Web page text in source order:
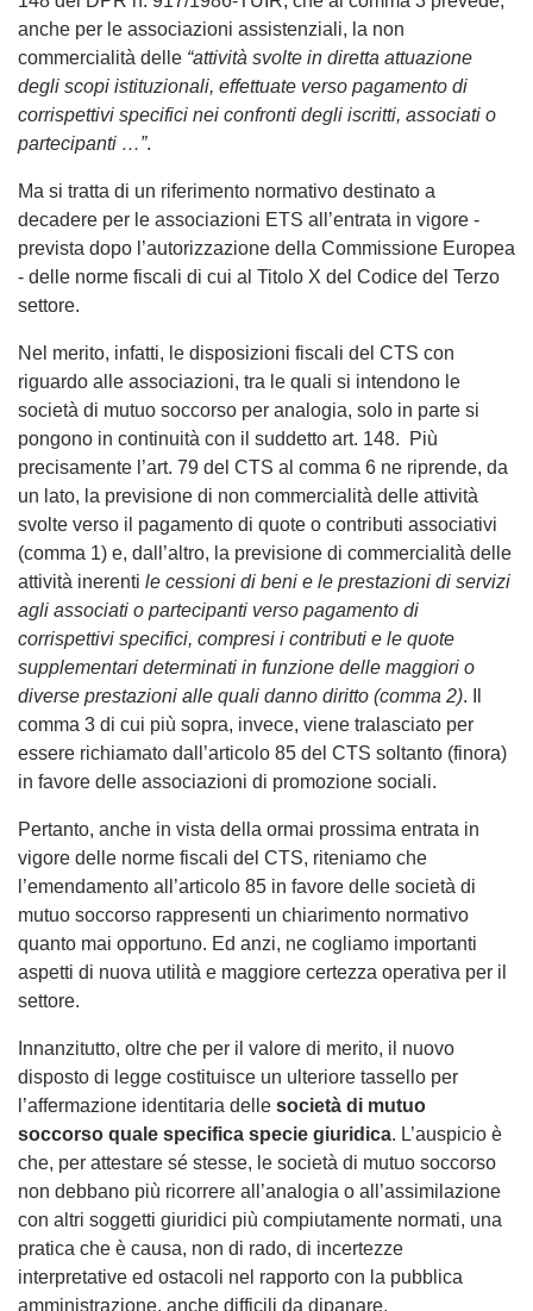
anche per le associazioni assistenziali, la non
commercialità delle “attività svolte in diretta attuazione
degli scopi istituzionali, effettuate verso pagamento di
corrispettivi specifici nei confronti degli iscritti, associati o
partecipanti …”.
Ma si tratta di un riferimento normativo destinato a
decadere per le associazioni ETS all’entrata in vigore -
prevista dopo l’autorizzazione della Commissione Europea
- delle norme fiscali di cui al Titolo X del Codice del Terzo
settore.
Nel merito, infatti, le disposizioni fiscali del CTS con
riguardo alle associazioni, tra le quali si intendono le
società di mutuo soccorso per analogia, solo in parte si
pongono in continuità con il suddetto art. 148. Più
precisamente l’art. 79 del CTS al comma 6 ne riprende, da
un lato, la previsione di non commercialità delle attività
svolte verso il pagamento di quote o contributi associativi
(comma 1) e, dall’altro, la previsione di commercialità delle
attività inerenti le cessioni di beni e le prestazioni di servizi
agli associati o partecipanti verso pagamento di
corrispettivi specifici, compresi i contributi e le quote
supplementari determinati in funzione delle maggiori o
diverse prestazioni alle quali danno diritto (comma 2). Il
comma 3 di cui più sopra, invece, viene tralasciato per
essere richiamato dall’articolo 85 del CTS soltanto (finora)
in favore delle associazioni di promozione sociali.
Pertanto, anche in vista della ormai prossima entrata in
vigore delle norme fiscali del CTS, riteniamo che
l’emendamento all’articolo 85 in favore delle società di
mutuo soccorso rappresenti un chiarimento normativo
quanto mai opportuno. Ed anzi, ne cogliamo importanti
aspetti di nuova utilità e maggiore certezza operativa per il
settore.
Innanzitutto, oltre che per il valore di merito, il nuovo
disposto di legge costituisce un ulteriore tassello per
l’affermazione identitaria delle società di mutuo
soccorso quale specifica specie giuridica. L’auspicio è
che, per attestare sé stesse, le società di mutuo soccorso
non debbano più ricorrere all’analogia o all’assimilazione
con altri soggetti giuridici più compiutamente normati, una
pratica che è causa, non di rado, di incertezze
interpretative ed ostacoli nel rapporto con la pubblica
amministrazione, anche difficili da dipanare.